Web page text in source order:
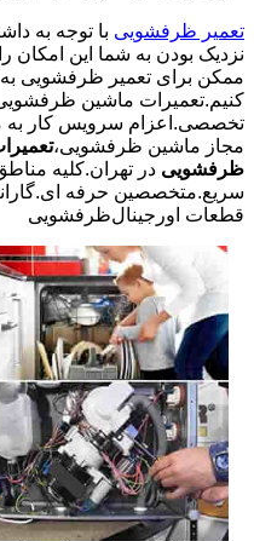
تعمیر ظرفشویی با توجه به
نزدیک بودن به شما این امکان
ممکن برای تعمیر ظرفشویی
کنیم.تعمیرات ماشین
تخصصی.اعزام سرویس کار به
مجاز ماشین ظرفشویی،
ظرفشویی در تهران.کلیه
سریع.متخصصین حرفه
قطعات اورجینالظرفشویی